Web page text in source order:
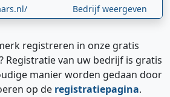
Bedrijf weergeven
registreren in onze gratis
Registratie van uw bedrijf is gratis
manier worden gedaan door
op de registratiepagina.